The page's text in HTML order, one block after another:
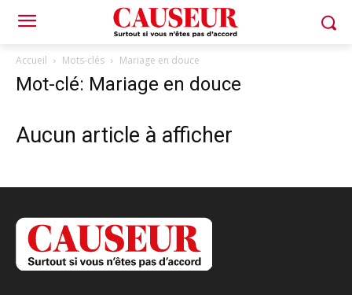
Accueil Mots-clés Mariage en douce
Mot-clé: Mariage en douce
Aucun article à afficher